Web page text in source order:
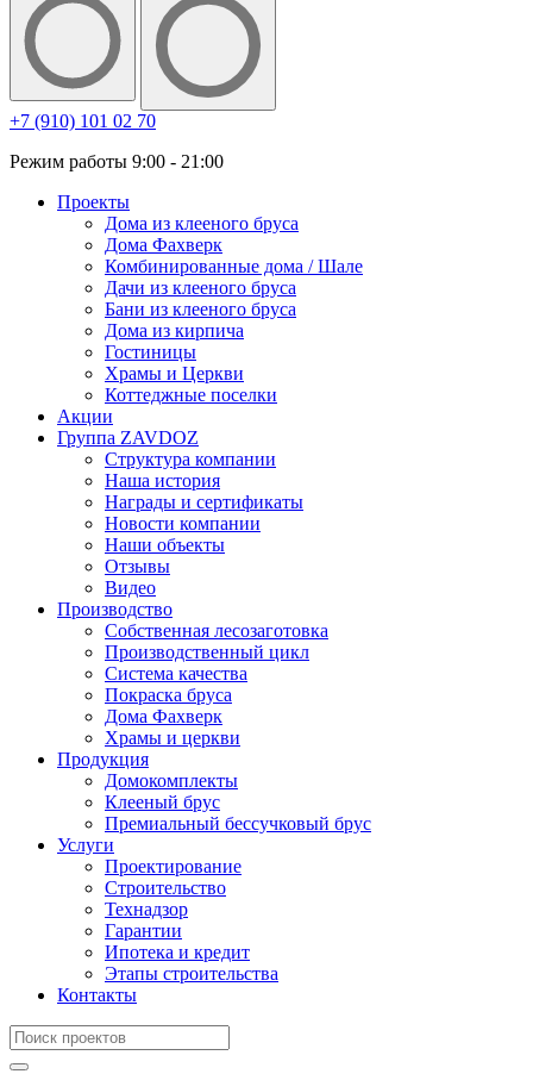
+7 (910) 101 02 70
Режим работы 9:00 - 21:00
Проекты
Дома из клееного бруса
Дома Фахверк
Комбинированные дома / Шале
Дачи из клееного бруса
Бани из клееного бруса
Дома из кирпича
Гостиницы
Храмы и Церкви
Коттеджные поселки
Акции
Группа ZAVDOZ
Структура компании
Наша история
Награды и сертификаты
Новости компании
Наши объекты
Отзывы
Видео
Производство
Собственная лесозаготовка
Производственный цикл
Система качества
Покраска бруса
Дома Фахверк
Храмы и церкви
Продукция
Домокомплекты
Клееный брус
Премиальный бессучковый брус
Услуги
Проектирование
Строительство
Технадзор
Гарантии
Ипотека и кредит
Этапы строительства
Контакты